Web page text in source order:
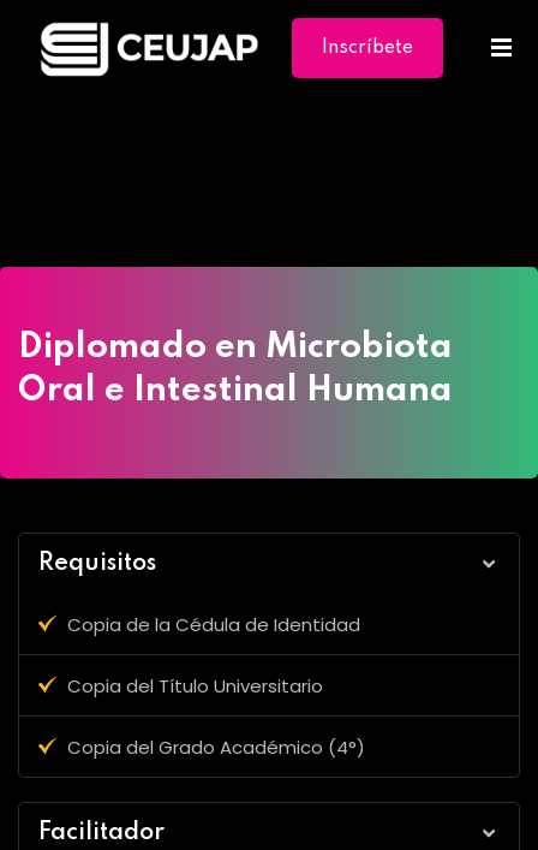
Inscríbete
Diplomado en Microbiota
Oral e Intestinal Humana
Requisitos
Copia de la Cédula de Identidad
Copia del Título Universitario
Copia del Grado Académico (4°)
Facilitador